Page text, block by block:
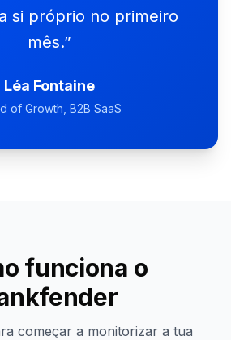
si próprio no primeiro
mês.”
Léa Fontaine
of Growth, B2B SaaS
funciona o
começar a monitorizar a tua